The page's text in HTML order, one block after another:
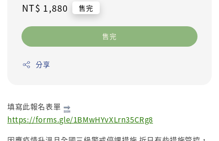
Regular
NT$ 1,880 售完
售完
分享
填寫此報名表單
https://forms.gle/1BMwHYvXLrn35CRg8